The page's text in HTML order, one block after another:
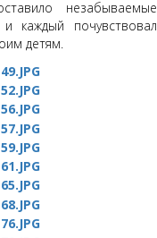
незабываемые
каждый почувствовал
детям.